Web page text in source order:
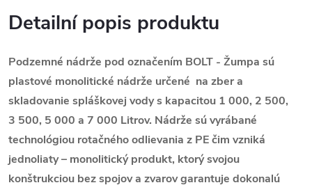
Detailní popis produktu
Podzemné nádrže pod označením BOLT - Žumpa sú
plastové monolitické nádrže určené na zber a
skladovanie spláškovej vody s kapacitou 1 000, 2 500,
3 500, 5 000 a 7 000 Litrov. Nádrže sú vyrábané
technológiou rotačného odlievania z PE čim vzniká
jednoliaty – monolitický produkt, ktorý svojou
konštrukciou bez spojov a zvarov garantuje dokonalú